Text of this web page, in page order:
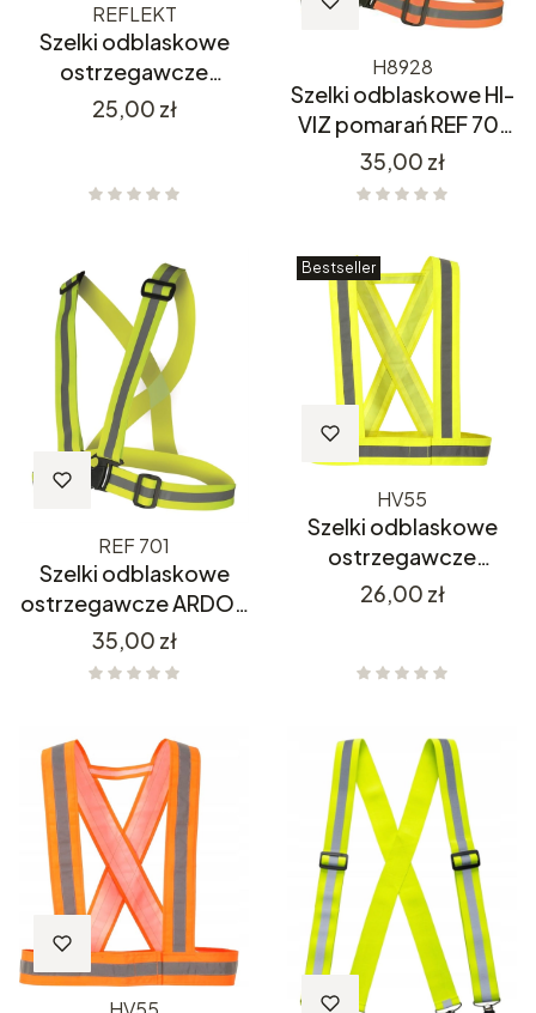
REFLEKT
Szelki odblaskowe
ostrzegawcze
STALCO REFLEKT
Cena
25,00 zł
H8928
Szelki odblaskowe HI-
VIZ pomarań REF 701
H8928
Cena
35,00 zł
REF 701
Szelki odblaskowe
ostrzegawcze ARDON
REF 701
Cena
35,00 zł
Bestseller
HV55
Szelki odblaskowe
ostrzegawcze
Potwest HV55
Cena
26,00 zł